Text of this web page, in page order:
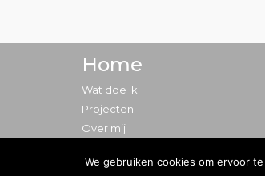
Home
Wat doe ik
Projecten
Over mij
We gebruiken cookies om ervoor